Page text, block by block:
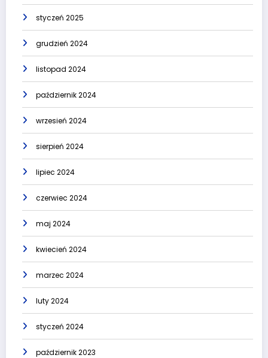
styczeń 2025
grudzień 2024
listopad 2024
październik 2024
wrzesień 2024
sierpień 2024
lipiec 2024
czerwiec 2024
maj 2024
kwiecień 2024
marzec 2024
luty 2024
styczeń 2024
październik 2023